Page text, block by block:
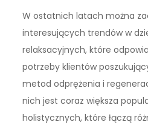
W ostatnich latach można
interesujących trendów w
relaksacyjnych, które
potrzeby klientów
metod odprężenia i
nich jest coraz większa
holistycznych, które łączą